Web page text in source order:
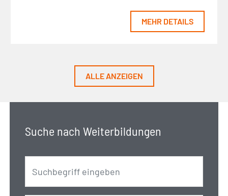
MEHR DETAILS
ALLE ANZEIGEN
Suche nach Weiterbildungen